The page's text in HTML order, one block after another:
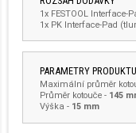
1x FESTOOL Interface-
1x PK Interface-Pad
PARAMETRY PRODUKTU
Maximální průměr
Průměr kotouče- 145
Výška - 15 mm